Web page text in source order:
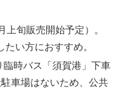
上旬販売開始予定）。
い方におすすめ。
臨時バス「須賀港」下車
車場はないため、公共